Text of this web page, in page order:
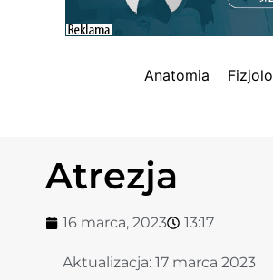
Anatomia
Atrezja
16 marca, 2023 13:17
Aktualizacja:17 marca 2023